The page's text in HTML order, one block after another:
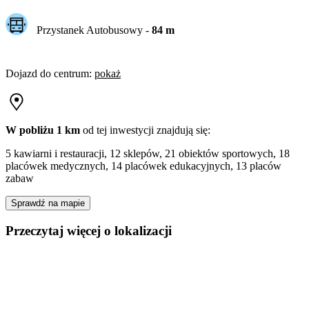
Przystanek Autobusowy - 84m
Dojazd do centrum: pokaż
W pobliżu 1 km od tej inwestycji znajdują się:
5 kawiarni i restauracji, 12 sklepów, 21 obiektów sportowych, 18
placówek medycznych, 14 placówek edukacyjnych, 13 placów
zabaw
Sprawdź na mapie
Przeczytaj więcej o lokalizacji